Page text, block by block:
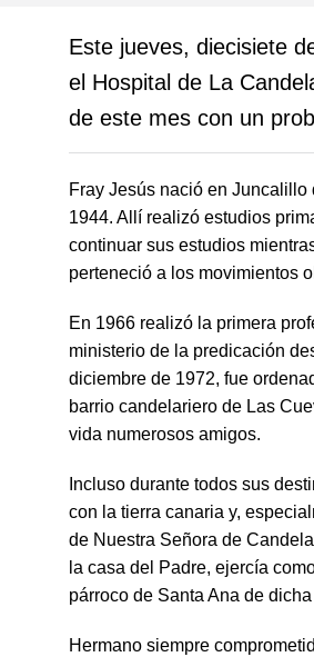
Este jueves, diecisiete
el Hospital de La
de este mes con un
Fray Jesús nació en
1944. Allí realizó estudios
continuar sus estudios
perteneció a los movimientos
En 1966 realizó la primera
ministerio de la predicación
diciembre de 1972, fue
barrio candelariero de Las
vida numerosos amigos.
Incluso durante todos sus
con la tierra canaria y,
de Nuestra Señora de
la casa del Padre, ejercía
párroco de Santa Ana de
Hermano siempre